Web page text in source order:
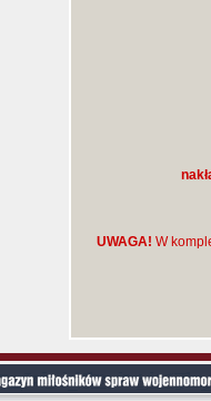
UWAGA! W